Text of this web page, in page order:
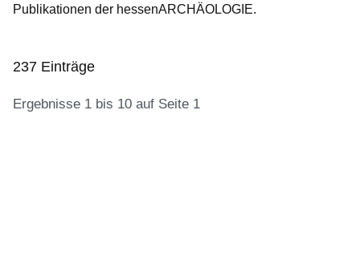
Publikationen der hessenARCHÄOLOGIE.
237 Einträge
Ergebnisse 1 bis 10 auf Seite 1